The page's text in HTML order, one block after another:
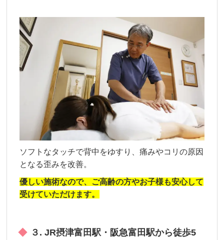
ソフトなタッチで背中をゆすり、痛みやコリの原因
となる歪みを改善。
優しい施術なので、ご高齢の方やお子様も安心して
受けていただけます。
３. JR摂津富田駅・阪急富田駅から徒歩5